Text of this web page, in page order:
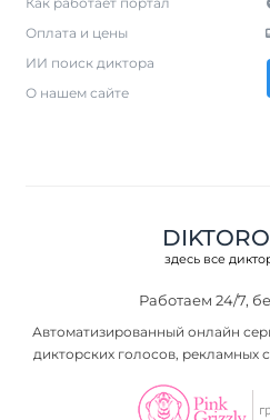
Оплата и цены
ИИ поиск диктора
О нашем сайте
здесь все
Работаем 24/7,
Автоматизированный онлайн
дикторских голосов, рекламных